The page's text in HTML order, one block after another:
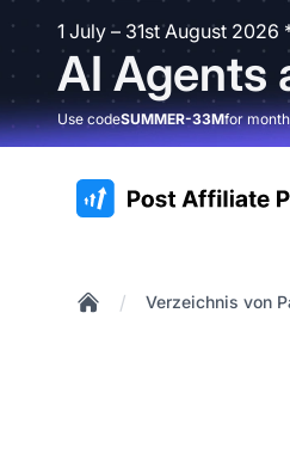
1 July – 31st August 2026
AI Agents
Use codeSUMMER-33Mfor
:site.title
/ Verzeichnis von